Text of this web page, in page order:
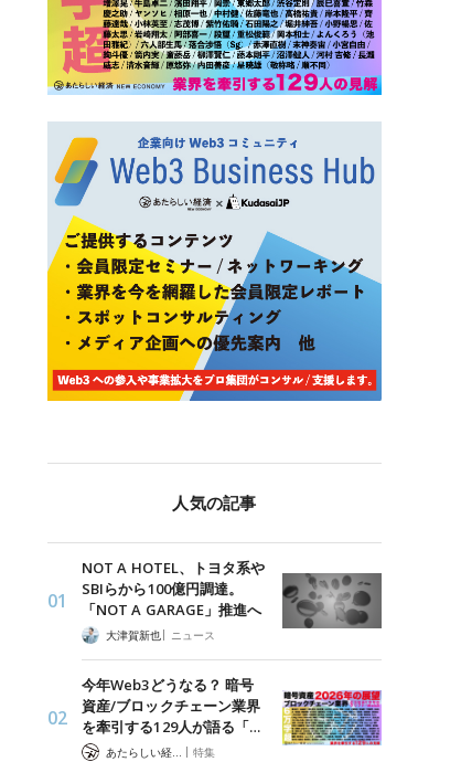
人気の記事
NOT A HOTEL、トヨタ系や
SBIらから100億円調達。
「NOT A GARAGE」推進へ
大津賀新也| ニュース
今年Web3どうなる？ 暗号
資産/ブロックチェーン業界
を牽引する129人が語る「…
| 特集